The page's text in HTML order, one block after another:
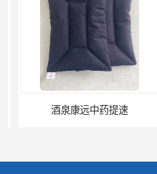
酒泉康远中药提速